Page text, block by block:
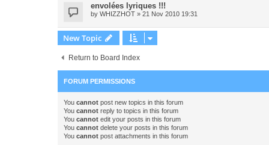
envolées lyriques !!!
by WHIZZHOT » 21 Nov 2010 19:31
New Topic
Return to Board Index
FORUM PERMISSIONS
You cannot post new topics in this forum
You cannot reply to topics in this forum
You cannot edit your posts in this forum
You cannot delete your posts in this forum
You cannot post attachments in this forum